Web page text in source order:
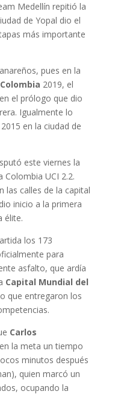
Medellín repitió la
de Yopal dio el
más importante
pues en la
2019, el
el prólogo que dio
Igualmente lo
en la ciudad de
este viernes la
UCI 2.2.
las calles de la capital
inicio a la primera
élite.
los 173
para
asfalto, que ardía
Capital Mundial del
que entregaron los
Carlos
la meta un tiempo
minutos después
quien marcó un
ocupando la